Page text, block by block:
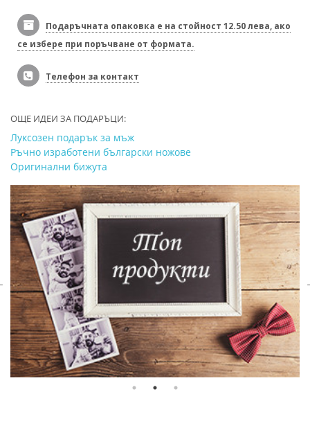
Подаръчната опаковка е на стойност 12.50 лева, ако
се избере при поръчване от формата.
Телефон за контакт
ОЩЕ ИДЕИ ЗА ПОДАРЪЦИ:
Луксозен подарък за мъж
Ръчно изработени български ножове
Оригинални бижута